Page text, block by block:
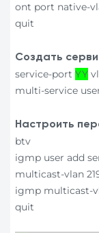
ont port native-
quit
Создать
service-portYY
multi-service
Настроить
btv
igmp user add
multicast-vlan
igmp multicast-
quit